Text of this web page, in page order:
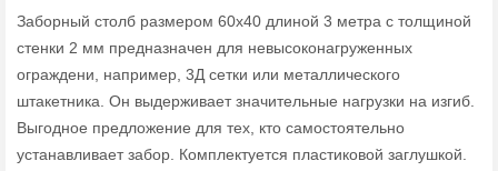
Заборный столб размером 60х40 длиной 3 метра с толщиной
стенки 2 мм предназначен для невысоконагруженных
ограждени, например, 3Д сетки или металлического
штакетника. Он выдерживает значительные нагрузки на изгиб.
Выгодное предложение для тех, кто самостоятельно
устанавливает забор. Комплектуется пластиковой заглушкой.